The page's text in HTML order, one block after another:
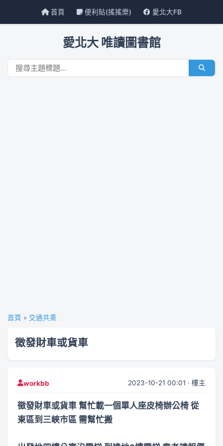
首頁 便利貼(搖搖樂) 愛北大FB
愛北大 唯讀圖書館
首頁 » 交通共乘
徵發財車或貨車
workbb 2023-10-21 00:01 · 樓主
徵發財車或貨車 幫忙載一個單人座皮椅辦公椅 從
東區到三峽市區 需幫忙搬